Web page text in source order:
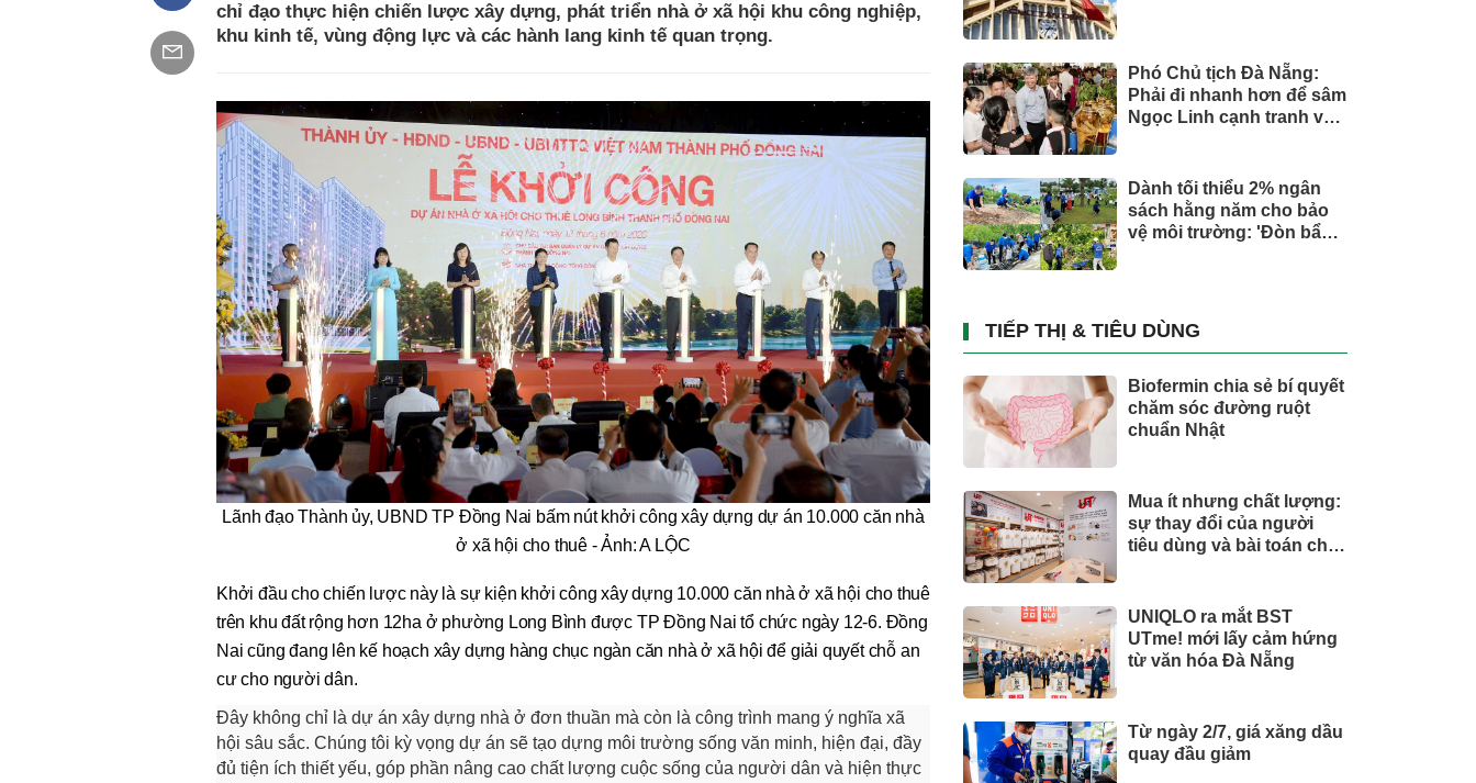
chỉ đạo thực hiện chiến lược xây dựng, phát triển nhà ở xã hội khu công nghiệp,
khu kinh tế, vùng động lực và các hành lang kinh tế quan trọng.
Lãnh đạo Thành ủy, UBND TP Đồng Nai bấm nút khởi công xây dựng dự án 10.000 căn nhà
ở xã hội cho thuê - Ảnh: A LỘC
Khởi đầu cho chiến lược này là sự kiện khởi công xây dựng 10.000 căn nhà ở xã hội cho thuê
trên khu đất rộng hơn 12ha ở phường Long Bình được TP Đồng Nai tổ chức ngày 12-6. Đồng
Nai cũng đang lên kế hoạch xây dựng hàng chục ngàn căn nhà ở xã hội để giải quyết chỗ an
cư cho người dân.
Đây không chỉ là dự án xây dựng nhà ở đơn thuần mà còn là công trình mang ý nghĩa xã
hội sâu sắc. Chúng tôi kỳ vọng dự án sẽ tạo dựng môi trường sống văn minh, hiện đại, đầy
đủ tiện ích thiết yếu, góp phần nâng cao chất lượng cuộc sống của người dân và hiện thực
Phó Chủ tịch Đà Nẵng:
Phải đi nhanh hơn để sâm
Ngọc Linh cạnh tranh với
Dành tối thiểu 2% ngân
sách hằng năm cho bảo
vệ môi trường: 'Đòn bẩy'
TIẾP THỊ & TIÊU DÙNG
Biofermin chia sẻ bí quyết
chăm sóc đường ruột
chuẩn Nhật
Mua ít nhưng chất lượng:
sự thay đổi của người
tiêu dùng và bài toán cho
UNIQLO ra mắt BST
UTme! mới lấy cảm hứng
từ văn hóa Đà Nẵng
Từ ngày 2/7, giá xăng dầu
quay đầu giảm